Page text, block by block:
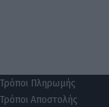
Τρόποι Πληρωμής
Τρόποι Αποστολής